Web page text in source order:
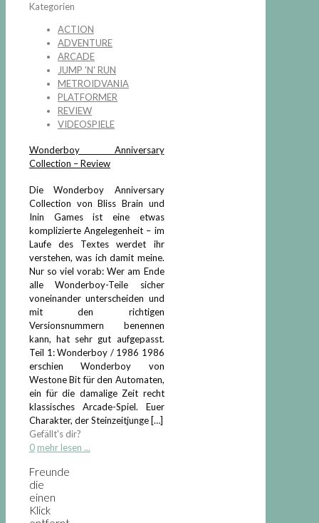
Kategorien
ACTION
ADVENTURE
ARCADE
JUMP 'N' RUN
METROIDVANIA
PLATFORMER
REVIEW
VIDEOSPIELE
Wonderboy Anniversary
Collection – Review
Die Wonderboy Anniversary
Collection von Bliss Brain und
Inin Games ist eine etwas
komplizierte Angelegenheit – im
Laufe des Textes werdet ihr
verstehen, was ich damit meine.
Nur so viel vorab: Wer am Ende
alle Wonderboy-Teile sicher
voneinander unterscheiden und
mit den richtigen
Versionsnummern benennen
kann, hat sehr gut aufgepasst.
Teil 1: Wonderboy / 1986 1986
erschien Wonderboy von
Westone Bit für den Automaten,
ein für die damalige Zeit recht
klassisches Arcade-Spiel. Euer
Charakter, der Steinzeitjunge[…]
Gefällt's dir?
0 mehr lesen ...
Freunde
die
einen
Klick